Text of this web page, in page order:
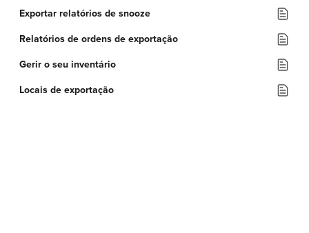
Exportar relatórios de snooze
Relatórios de ordens de exportação
Gerir o seu inventário
Locais de exportação